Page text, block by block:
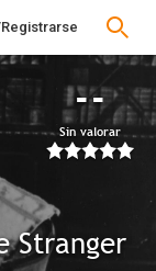
--
Sin valorar
Stranger